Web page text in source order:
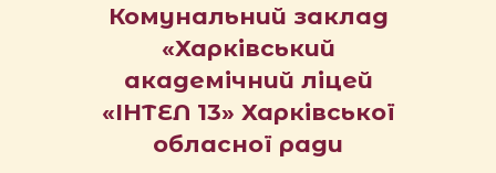
Комунальний заклад
«Харківський
академічний ліцей
«ІНТЕЛ 13» Харківської
обласної ради